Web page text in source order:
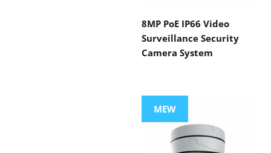
8MP PoE IP66 Video
Surveillance Security
Camera System
MEW